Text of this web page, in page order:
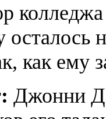
как ему
Джонни